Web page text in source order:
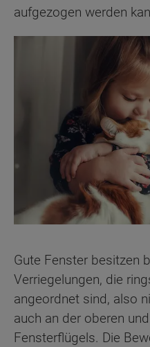
aufgezogen werden
Gute Fenster besitzen
Verriegelungen, die
angeordnet sind, also
auch an der oberen
Fensterflügels. Die